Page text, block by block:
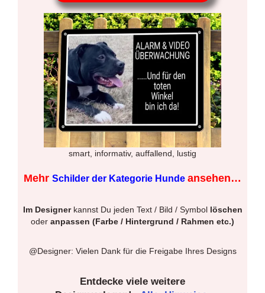
smart, informativ, auffallend, lustig
Mehr Schilder der Kategorie Hunde ansehen…
Im Designerkannst Du jeden Text / Bild / Symbol löschen
oder anpassen (Farbe / Hintergrund / Rahmen etc.)
@Designer: Vielen Dank für die Freigabe Ihres Designs
Entdecke viele weitere